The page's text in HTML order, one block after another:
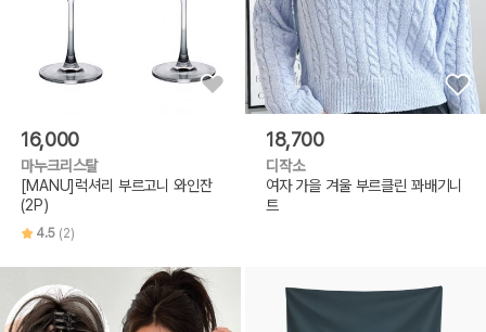
16,000
마누크리스탈
[MANU]럭셔리 부르고니 와인잔
(2P)
4.5 (2)
18,700
디작소
여자 가을 겨울 부르클린 꽈배기니
트